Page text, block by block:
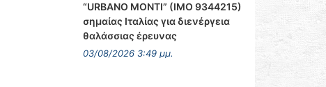
“URBANO MONTI” (IMO 9344215)
σημαίας Ιταλίας για διενέργεια
θαλάσσιας έρευνας
03/08/2026 3:49 μμ.